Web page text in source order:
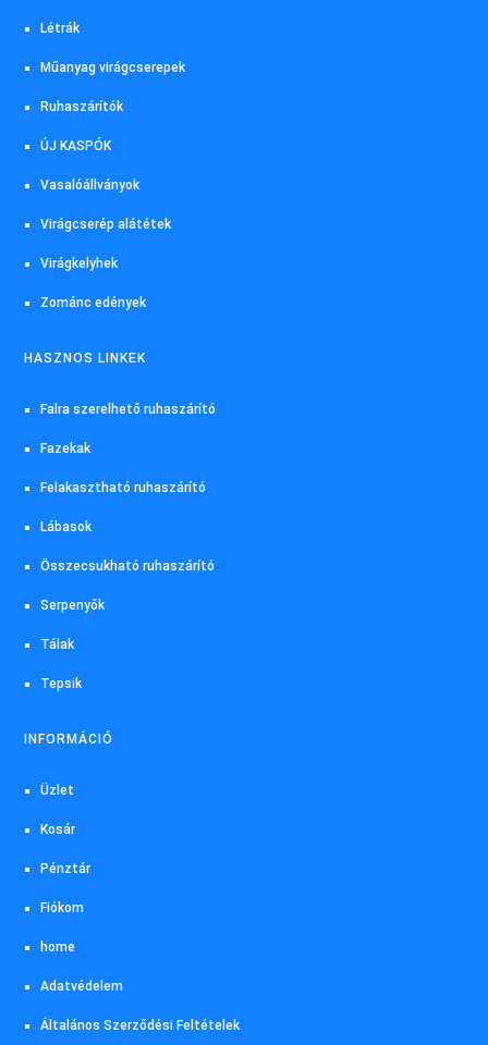
Létrák
Műanyag virágcserepek
Ruhaszárítók
ÚJ KASPÓK
Vasalóállványok
Virágcserép alátétek
Virágkelyhek
Zománc edények
HASZNOS LINKEK
Falra szerelhető ruhaszárító
Fazekak
Felakasztható ruhaszárító
Lábasok
Összecsukható ruhaszárító
Serpenyők
Tálak
Tepsik
INFORMÁCIÓ
Üzlet
Kosár
Pénztár
Fiókom
home
Adatvédelem
Általános Szerződési Feltételek